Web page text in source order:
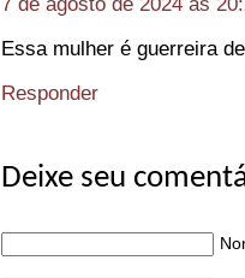
Essa mulher é guerreira
Responder
Deixe seu